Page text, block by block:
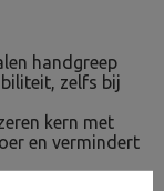
handgreep
zelfs bij
kern met
en vermindert